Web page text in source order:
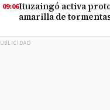
09:06Ituzaingó activa
amarilla de